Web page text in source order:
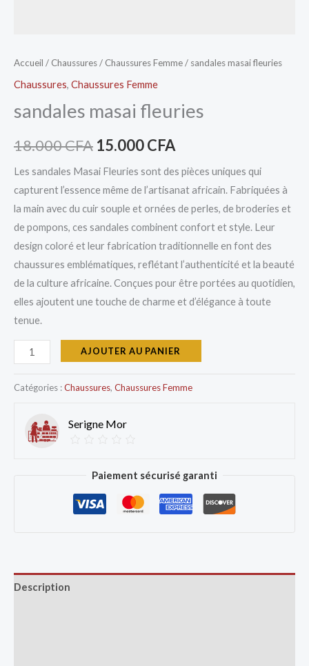
Accueil / Chaussures/ Chaussures Femme/ sandales masai fleuries
Chaussures, Chaussures Femme
sandales masai fleuries
18.000CFA 15.000CFA
Les sandales Masai Fleuries sont des pièces uniques qui
capturent l’essence même de l’artisanat africain. Fabriquées à
la main avec du cuir souple et ornées de perles, de broderies et
de pompons, ces sandales combinent confort et style. Leur
design coloré et leur fabrication traditionnelle en font des
chaussures emblématiques, reflétant l’authenticité et la beauté
de la culture africaine. Conçues pour être portées au quotidien,
elles ajoutent une touche de charme et d’élégance à toute
tenue.
AJOUTER AU PANIER
Catégories :Chaussures, Chaussures Femme
Serigne Mor
Paiement sécurisé garanti
Description